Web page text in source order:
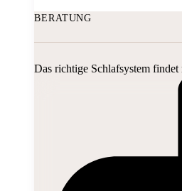
BERATUNG
Das richtige Schlafsystem